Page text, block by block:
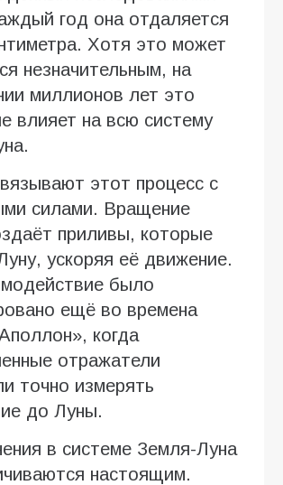
год она отдаляется
Хотя это может
незначительным, на
миллионов лет это
влияет на всю систему
этот процесс с
силами. Вращение
приливы, которые
ускоряя её движение.
было
ещё во времена
когда
отражатели
точно измерять
до Луны.
в системе Земля-Луна
настоящим.